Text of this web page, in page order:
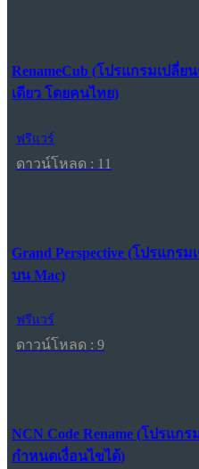
RenameCub (โปรแกรมเปลี่
เดียว โดยคนไทย)
ฟรีแวร์
ดาวน์โหลด : 11
Grand Perspective (โปรแก
บน Mac)
ฟรีแวร์
ดาวน์โหลด : 9
NCN Code Rename (โปรแก
กำหนดเงื่อนไขได้)